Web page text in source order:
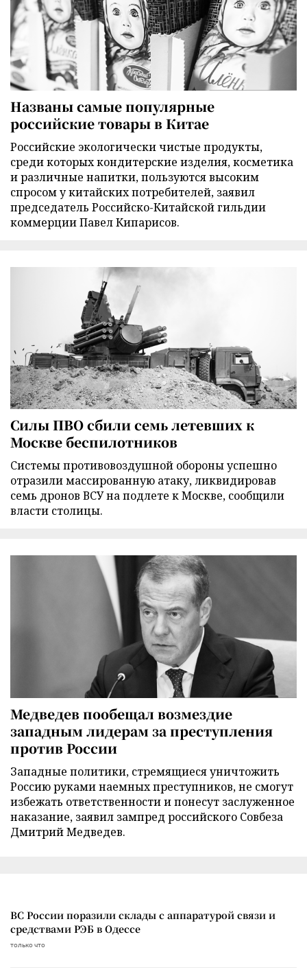
Названы самые популярные
российские товары в Китае
Российские экологически чистые продукты,
среди которых кондитерские изделия, косметика
и различные напитки, пользуются высоким
спросом у китайских потребителей, заявил
председатель Российско-Китайской гильдии
коммерции Павел Кипарисов.
Силы ПВО сбили семь летевших к
Москве беспилотников
Cистемы противовоздушной обороны успешно
отразили массированную атаку, ликвидировав
семь дронов ВСУ на подлете к Москве, сообщили
власти столицы.
Медведев пообещал возмездие
западным лидерам за преступления
против России
Западные политики, стремящиеся уничтожить
Россию руками наемных преступников, не смогут
избежать ответственности и понесут заслуженное
наказание, заявил зампред российского Совбеза
Дмитрий Медведев.
ВС России поразили склады с аппаратурой связи и
средствами РЭБ в Одессе
только что